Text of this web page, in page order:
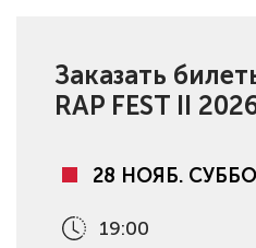
Заказать
RAP FEST II
28 НОЯБ.
19:00